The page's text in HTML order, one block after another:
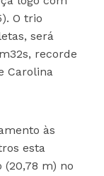
O trio
será
recorde
Carolina
às
esta
(20,78 m) no